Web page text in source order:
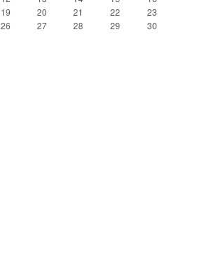
19 20 21 22
23
26 27 28 29
30